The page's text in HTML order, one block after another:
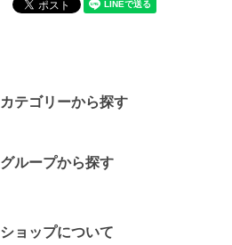
カテゴリーから探す
グループから探す
ショップについて